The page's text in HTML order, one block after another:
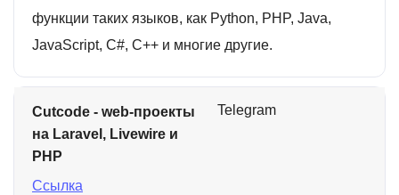
функции таких языков, как Python, PHP, Java,
JavaScript, C#, C++ и многие другие.
Cutcode - web-проекты
на Laravel, Livewire и
PHP
Ссылка
Telegram